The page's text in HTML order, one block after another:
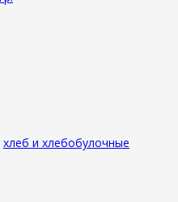
хлеб и хлебобулочные